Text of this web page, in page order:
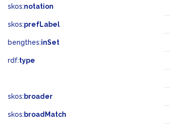
skos:notation
skos:prefLabel
bengthes:inSet
rdf:type
skos: broader
skos: broadMatch